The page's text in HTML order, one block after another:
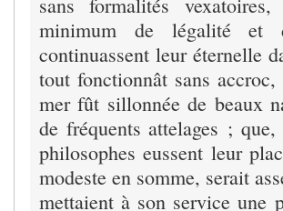
sans formalités
minimum de légalité
continuassent leur éternelle
tout fonctionnât sans
mer fût sillonnée de beaux
de fréquents attelages ;
philosophes eussent leur
modeste en somme, serait
mettaient à son service une